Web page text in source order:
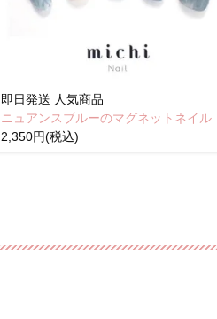
即日発送 人気商品
ニュアンスブルーのマグネットネイル
2,350円(税込)